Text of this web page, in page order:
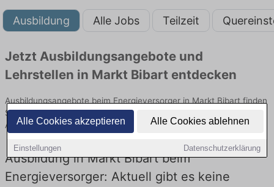
Alle Cookies akzeptieren Alle Cookies ablehnen
Einstellungen Datenschutzerklärung
Ausbildung Alle Jobs Teilzeit
Jetzt Ausbildungsangebote und
Lehrstellen in Markt Bibart entdecken
Ausbildungsangebote beim Energieversorger in Markt Bibart finden
Sie von namhaften Firmen. Entdecken Sie freie Optionen von Top-
Arbeitgebern und bewerben Sie sich noch heute.
Ausbildung in Markt Bibart beim
Energieversorger: Aktuell gibt es keine